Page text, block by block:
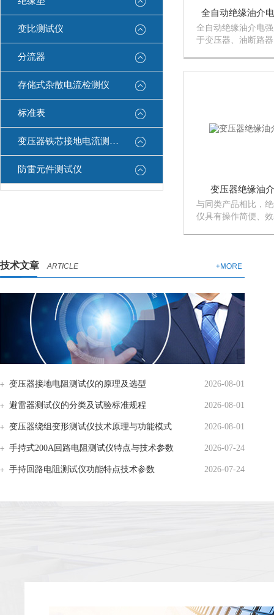
变比测试仪
分流器
存储式杂散电流检测仪
标准表
变压器铁芯接地电流测试仪
防雷元件测试仪
全自动绝缘油介
全自动绝缘油介电
于变压器、油断路
变压器绝缘油
与同类产品相比，
仪具有操作简便、
技术文章 ARTICLE
2026-08-01
变压器接地电阻测试仪的原理及选型
2026-08-01
避雷器测试仪的分类及试验标准规程
2026-08-01
变压器绕组变形测试仪技术原理与功能模式
2026-07-24
手持式200A回路电阻测试仪特点与技术参数
2026-07-24
手持回路电阻测试仪功能特点技术参数